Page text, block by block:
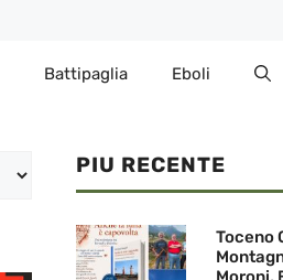
Battipaglia Eboli
PIU RECENTE
Toceno